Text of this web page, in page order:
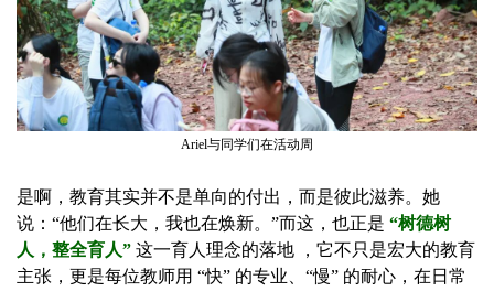
Ariel与同学们在活动周
是啊，教育其实并不是单向的付出，而是彼此滋养。她
说：“他们在长大，我也在焕新。”而这，也正是 “树德树
人，整全育人” 这一育人理念的落地 ，它不只是宏大的教育
主张，更是每位教师用 “快” 的专业、“慢” 的耐心，在日常